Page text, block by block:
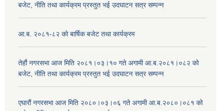
बजेट, नीति तथा कार्यक्रम प्रस्तुत भई उदघाटन सत्र सम्पन्न
आ.ब. २०८१-८२ को बार्षिक बजेट तथा कार्यक्रम
तेर्हौ नगरसभा आज मिति २०८१।०३।१० गते अगामी आ.ब.२०८१।०८२ को
बजेट, नीति तथा कार्यक्रम प्रस्तुत भई उदघाटन सत्र सम्पन्न
एघारौं नगरसभा आज मिति २०८०।०३।०६ गते अगामी आ.ब.२०८०।०८१ को